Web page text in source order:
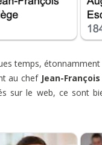
temps, étonnamment
au chef Jean-
sur le web, ce sont